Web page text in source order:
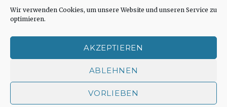
Wir verwenden Cookies, um unsere Website und unseren Service zu
optimieren.
AKZEPTIEREN
ABLEHNEN
VORLIEBEN
„schwachen Glaubens“
Cookie-Richtlinie (EU)
Impressum